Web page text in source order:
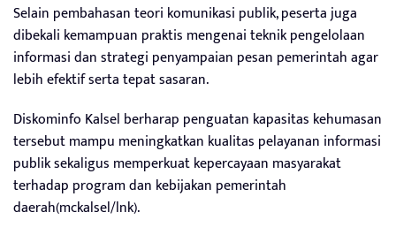
Selain pembahasan teori komunikasi publik, peserta juga
dibekali kemampuan praktis mengenai teknik pengelolaan
informasi dan strategi penyampaian pesan pemerintah agar
lebih efektif serta tepat sasaran.
Diskominfo Kalsel berharap penguatan kapasitas kehumasan
tersebut mampu meningkatkan kualitas pelayanan informasi
publik sekaligus memperkuat kepercayaan masyarakat
terhadap program dan kebijakan pemerintah
daerah(mckalsel/lnk).